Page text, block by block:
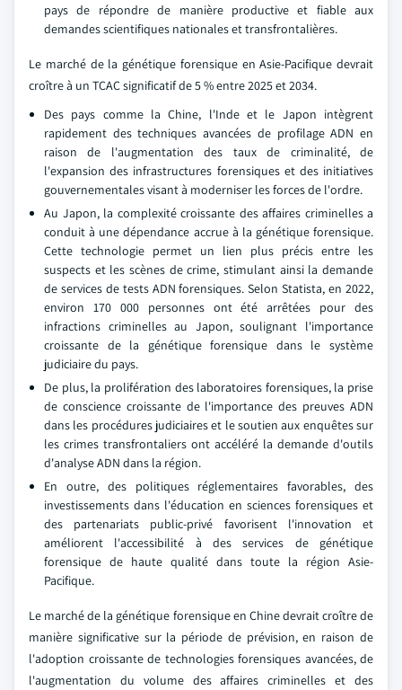
pays de répondre de manière productive et fiable aux
demandes scientifiques nationales et transfrontalières.
Le marché de la génétique forensique en Asie-Pacifique devrait
croître à un TCAC significatif de 5 % entre 2025 et 2034.
Des pays comme la Chine, l'Inde et le Japon intègrent
rapidement des techniques avancées de profilage ADN en
raison de l'augmentation des taux de criminalité, de
l'expansion des infrastructures forensiques et des initiatives
gouvernementales visant à moderniser les forces de l'ordre.
Au Japon, la complexité croissante des affaires criminelles a
conduit à une dépendance accrue à la génétique forensique.
Cette technologie permet un lien plus précis entre les
suspects et les scènes de crime, stimulant ainsi la demande
de services de tests ADN forensiques. Selon Statista, en 2022,
environ 170 000 personnes ont été arrêtées pour des
infractions criminelles au Japon, soulignant l'importance
croissante de la génétique forensique dans le système
judiciaire du pays.
De plus, la prolifération des laboratoires forensiques, la prise
de conscience croissante de l'importance des preuves ADN
dans les procédures judiciaires et le soutien aux enquêtes sur
les crimes transfrontaliers ont accéléré la demande d'outils
d'analyse ADN dans la région.
En outre, des politiques réglementaires favorables, des
investissements dans l'éducation en sciences forensiques et
des partenariats public-privé favorisent l'innovation et
améliorent l'accessibilité à des services de génétique
forensique de haute qualité dans toute la région Asie-
Pacifique.
Le marché de la génétique forensique en Chine devrait croître de
manière significative sur la période de prévision, en raison de
l'adoption croissante de technologies forensiques avancées, de
l'augmentation du volume des affaires criminelles et des